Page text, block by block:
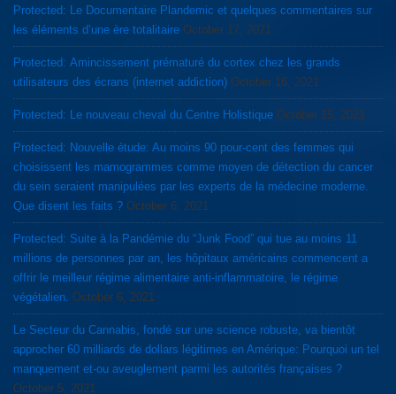
Protected: Le Documentaire Plandemic et quelques commentaires sur
les éléments d’une ère totalitaire October 17, 2021
Protected: Amincissement prématuré du cortex chez les grands
utilisateurs des écrans (internet addiction) October 16, 2021
Protected: Le nouveau cheval du Centre Holistique October 15, 2021
Protected: Nouvelle étude: Au moins 90 pour-cent des femmes qui
choisissent les mamogrammes comme moyen de détection du cancer
du sein seraient manipulées par les experts de la médecine moderne.
Que disent les faits ? October 6, 2021
Protected: Suite à la Pandémie du “Junk Food” qui tue au moins 11
millions de personnes par an, les hôpitaux américains commencent a
offrir le meilleur régime alimentaire anti-inflammatoire, le régime
végétalien. October 6, 2021
Le Secteur du Cannabis, fondé sur une science robuste, va bientôt
approcher 60 milliards de dollars légitimes en Amérique: Pourquoi un tel
manquement et-ou aveuglement parmi les autorités françaises ?
October 5, 2021